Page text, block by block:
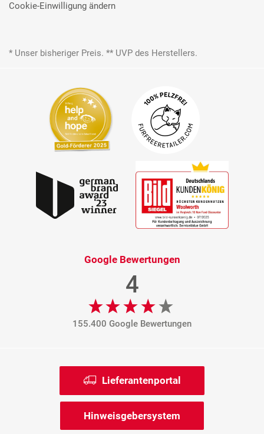
Cookie-Einwilligung ändern
* Unser bisheriger Preis. ** UVP des Herstellers.
Google Bewertungen
4
155.400 Google Bewertungen
Lieferantenportal
Hinweisgebersystem